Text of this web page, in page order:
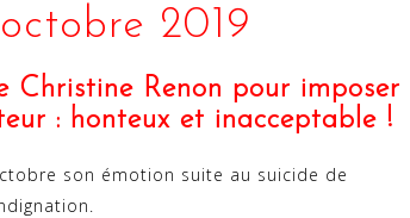
2019
Christine Renon pour imposer
: honteux et inacceptable !
son émotion suite au suicide de